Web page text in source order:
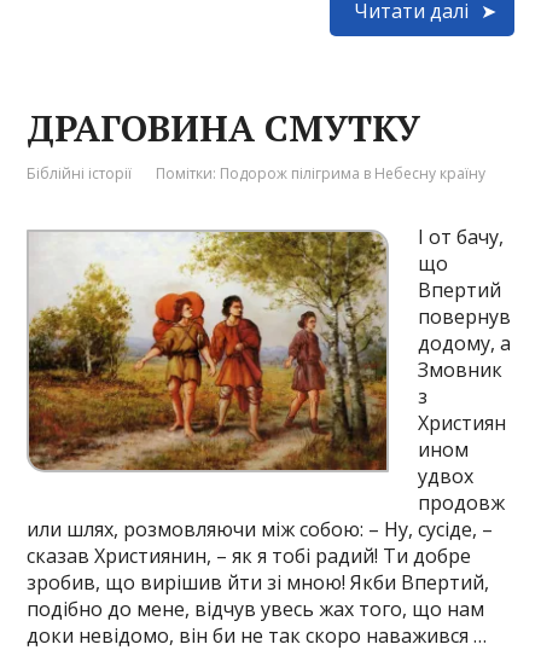
Читати далі
ДРАГОВИНА СМУТКУ
Біблійні історії Помітки: Подорож пілігрима в Небесну країну
І от бачу,
що
Впертий
повернув
додому, а
Змовник
з
Християн
ином
удвох
продовж
или шлях, розмовляючи між собою: – Ну, сусіде, –
сказав Християнин, – як я тобі радий! Ти добре
зробив, що вирішив йти зі мною! Якби Впертий,
подібно до мене, відчув увесь жах того, що нам
доки невідомо, він би не так скоро наважився …